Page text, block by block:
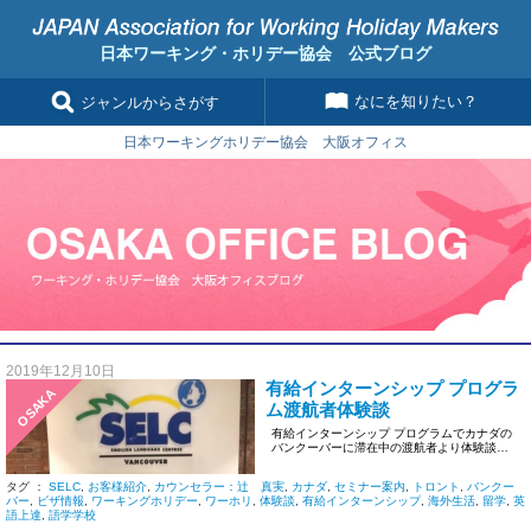
日本ワーキング・ホリデー協会 公式ブログ
ジャンルからさがす なにを知りたい？
日本ワーキングホリデー協会 大阪オフィス
2019年12月10日
OSAKA
有給インターンシップ プログラ
ム渡航者体験談
有給インターンシップ プログラムでカナダの
バンクーバーに滞在中の渡航者より体験談が
タグ ： SELC, お客様紹介, カウンセラー：辻 真実, カナダ, セミナー案内, トロント , バンクー
バー, ビザ情報, ワーキングホリデー, ワーホリ , 体験談, 有給インターンシップ, 海外生活, 留学, 英
語上達, 語学学校